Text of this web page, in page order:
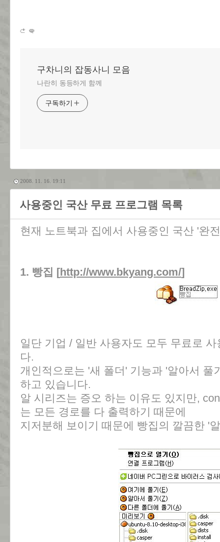
구차니의 잡동사니 모음
나란히 동등하게 함께
구독하기
2008. 11. 16. 19:11
사용중인 국산 무료 프로그램 목록
현재 노트북과 집에서 사용중인 국산 '완
1. 빵집 [http://www.bkyang.com/]
일단 기업 / 일반 사용자도 모두 무료로
다.
개인적으로는 '새 폴더' 기능과 '알아서 풀
하고 있습니다.
알 시리즈는 증오 하는 이유도 있지만,
는 모든 경로를 다 출력하기 때문에
지저분해 보이기 때문에 빵집의 깔끔한 '